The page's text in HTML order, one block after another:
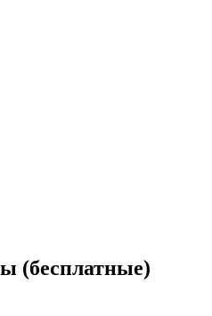
(бесплатные)